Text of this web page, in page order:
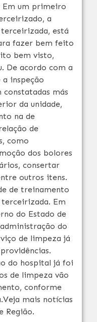
Em um primeiro
a
está
fazer bem feito
bem visto,
De acordo com a
inspeção
más
da unidade,
na de
de
como
dos bolores
consertar
outros itens.
de treinamento
Em
do Estado de
do
de limpeza já
do hospital já foi
de limpeza vão
conforme
mais notícias
Região.